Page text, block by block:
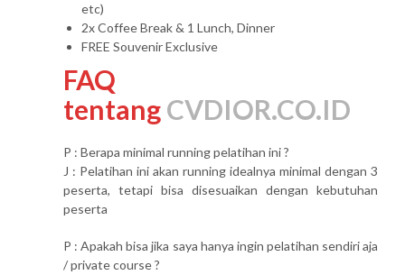
etc)
2x Coffee Break & 1 Lunch, Dinner
FREE Souvenir Exclusive
FAQ
tentangCVDIOR.CO.ID
P : Berapa minimal running pelatihan ini ?
J : Pelatihan ini akan running idealnya minimal dengan 3
peserta, tetapi bisa disesuaikan dengan kebutuhan
peserta
P : Apakah bisa jika saya hanya ingin pelatihan sendiri aja
/ private course ?